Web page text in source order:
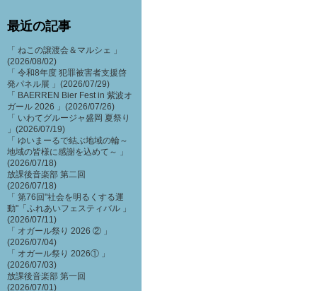
最近の記事
「 ねこの譲渡会＆マルシェ 」
(2026/08/02)
「 令和8年度 犯罪被害者支援啓
発パネル展 」(2026/07/29)
「 BAERREN Bier Fest in 紫波オ
ガール 2026 」(2026/07/26)
「 いわてグルージャ盛岡 夏祭り
」(2026/07/19)
「 ゆいまーるで結ぶ地域の輪～
地域の皆様に感謝を込めて～ 」
(2026/07/18)
放課後音楽部 第二回
(2026/07/18)
「 第76回"社会を明るくする運
動"「ふれあいフェスティバル 」
(2026/07/11)
「 オガール祭り 2026 ② 」
(2026/07/04)
「 オガール祭り 2026① 」
(2026/07/03)
放課後音楽部 第一回
(2026/07/01)